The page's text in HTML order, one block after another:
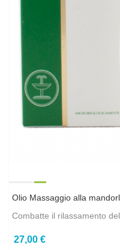
Olio Massaggio alla
Combatte il rilassamento
27,00 €